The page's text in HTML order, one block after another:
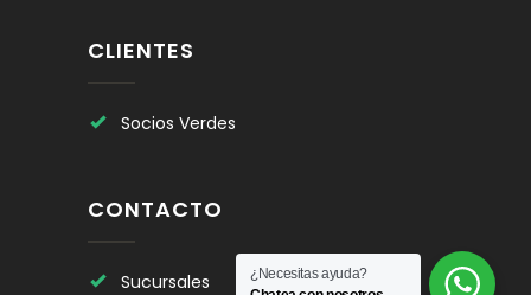
CLIENTES
Socios Verdes
CONTACTO
Sucursales
¿Necesitas ayuda?